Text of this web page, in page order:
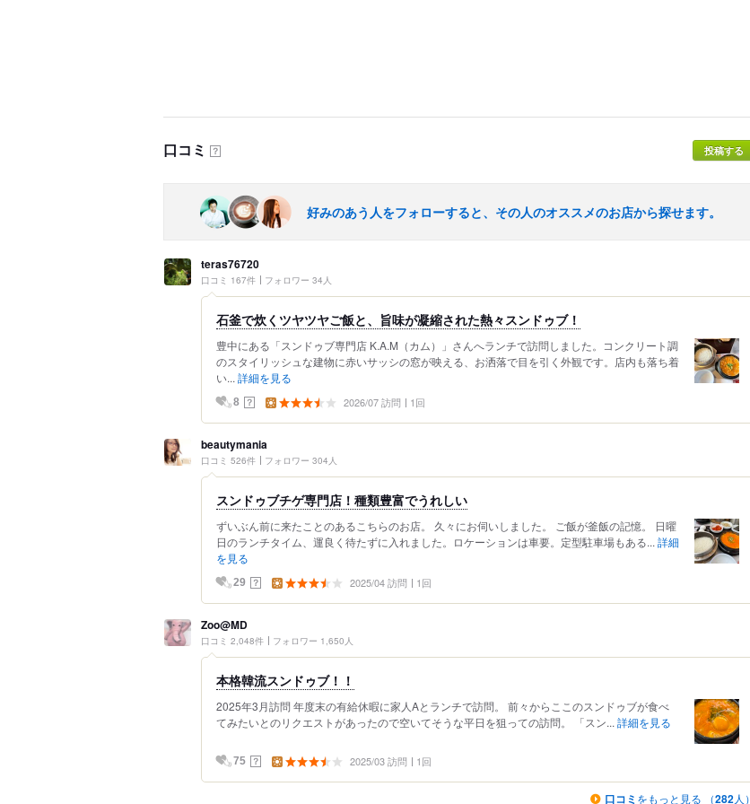
口コミ ？ 投稿する
好みのあう人をフォローすると、その人のオススメのお店から探せます。
teras76720
口コミ 167件 フォロワー 34人
石釜で炊くツヤツヤご飯と、旨味が凝縮された熱々スンドゥブ！
豊中にある「スンドゥブ専門店 K.A.M（カム）」さんへランチで訪問しました。コンクリート調
のスタイリッシュな建物に赤いサッシの窓が映える、お洒落で目を引く外観です。店内も落ち着
い... 詳細を見る
8 ？ 2026/07 訪問 1回
beautymania
口コミ 526件 フォロワー 304人
スンドゥブチゲ専門店！種類豊富でうれしい
ずいぶん前に来たことのあるこちらのお店。 久々にお伺いしました。 ご飯が釜飯の記憶。 日曜
日のランチタイム、運良く待たずに入れました。ロケーションは車要。定型駐車場もある... 詳細
を見る
29 ？ 2025/04 訪問 1回
Zoo@MD
口コミ 2,048件 フォロワー 1,650人
本格韓流スンドゥブ！！
2025年3月訪問 年度末の有給休暇に家人Aとランチで訪問。 前々からここのスンドゥブが食べ
てみたいとのリクエストがあったので空いてそうな平日を狙っての訪問。 「スン... 詳細を見る
75 ？ 2025/03 訪問 1回
口コミ をもっと見る （282人）